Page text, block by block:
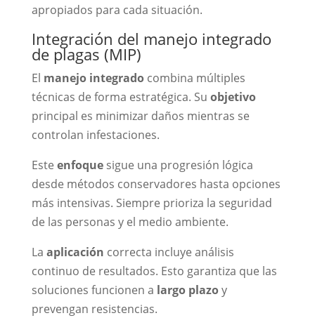
apropiados para cada situación.
Integración del manejo integrado
de plagas (MIP)
El manejo integradocombina múltiples
técnicas de forma estratégica. Su objetivo
principal es minimizar daños mientras se
controlan infestaciones.
Este enfoquesigue una progresión lógica
desde métodos conservadores hasta opciones
más intensivas. Siempre prioriza la seguridad
de las personas y el medio ambiente.
La aplicación correcta incluye análisis
continuo de resultados. Esto garantiza que las
soluciones funcionen a largo plazoy
prevengan resistencias.